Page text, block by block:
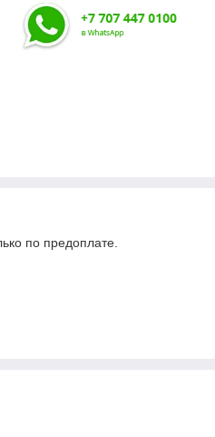
по предоплате.